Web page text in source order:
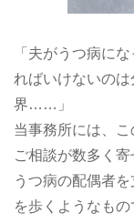
「夫がうつ病に
ればいけないの
界……」
当事務所には、
ご相談が数多く寄
うつ病の配偶者
を歩くようなも